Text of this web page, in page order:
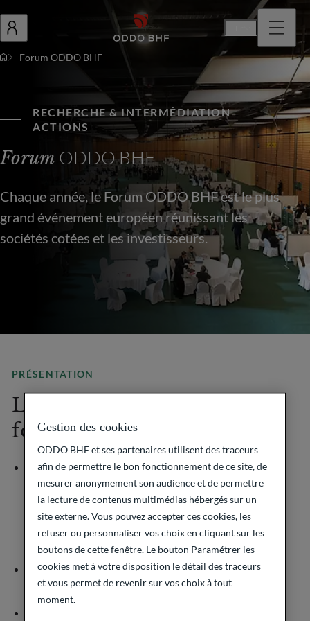
Forum ODDO BHF
RECHERCHE & INTERMÉDIATION
ACTIONS
Forum ODDO BHF
Chaque année, le Forum ODDO BHF est le plus
grand événement européen réunissant les
sociétés cotées et les investisseurs.
PRÉSENTATION
L’un des plus importants
forums en Europe
En 2025, le Forum est revenu à son format historique et
s’est déroulé exclusivement en présentiel au Centre des
Congrès de Lyon durant 2 jours, les jeudi 9 et vendredi
10 janvier. La conférence a réuni les sociétés cotées et
one, en one to few ou en group meetings sélectionnés et
modérées par nos analystes.
Le Forum reste enrichi par nos partenariats avec ABN
Amro, BBVA, Commerzbank et Natixis avec plus de
chefs d’entreprises et une audience plus internationale.
Gestion des cookies
ODDO BHF et ses partenaires utilisent des traceurs
afin de permettre le bon fonctionnement de ce site, de
mesurer anonymement son audience et de permettre
la lecture de contenus multimédias hébergés sur un
site externe. Vous pouvez accepter ces cookies, les
refuser ou personnaliser vos choix en cliquant sur les
boutons de cette fenêtre. Le bouton Paramétrer les
cookies met à votre disposition le détail des traceurs
et vous permet de revenir sur vos choix à tout
moment.